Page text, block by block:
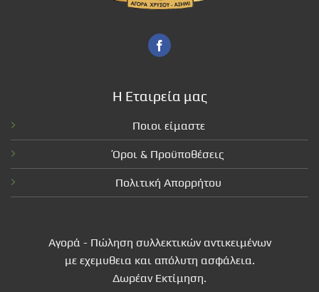
Η Εταιρεία μας
Ποιοι είμαστε
Όροι & Προϋποθέσεις
Πολιτική Απορρήτου
Αγορά - Πώληση συλλεκτικών αντικειμένων
με εχεμυθεια και απόλυτη ασφάλεια.
Δωρέαν Εκτίμηση.